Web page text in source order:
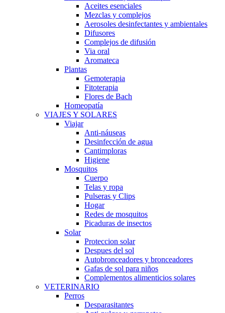
Aceites esenciales
Mezclas y complejos
Aerosoles desinfectantes y ambientales
Difusores
Complejos de difusión
Via oral
Aromateca
Plantas
Gemoterapia
Fitoterapia
Flores de Bach
Homeopatía
VIAJES Y SOLARES
Viajar
Anti-náuseas
Desinfección de agua
Cantimploras
Higiene
Mosquitos
Cuerpo
Telas y ropa
Pulseras y Clips
Hogar
Redes de mosquitos
Picaduras de insectos
Solar
Proteccion solar
Despues del sol
Autobronceadores y bronceadores
Gafas de sol para niños
Complementos alimenticios solares
VETERINARIO
Perros
Desparasitantes